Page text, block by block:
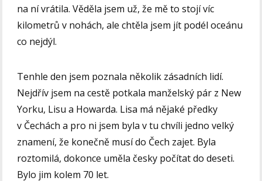
na ní vrátila. Věděla jsem už, že mě to stojí víc
kilometrů v nohách, ale chtěla jsem jít podél oceánu
co nejdýl.
Tenhle den jsem poznala několik zásadních lidí.
Nejdřív jsem na cestě potkala manželský pár z New
Yorku, Lisu a Howarda. Lisa má nějaké předky
v Čechách a pro ni jsem byla v tu chvíli jedno velký
znamení, že konečně musí do Čech zajet. Byla
roztomilá, dokonce uměla česky počítat do deseti.
Bylo jim kolem 70 let.